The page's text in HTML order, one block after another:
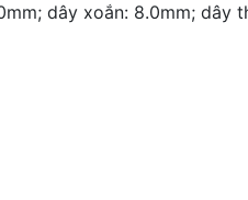
dây xoắn: 8.0mm; dây